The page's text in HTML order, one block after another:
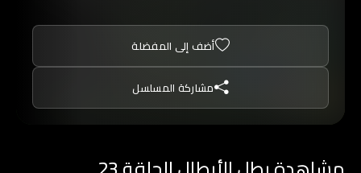
والمنافسة على الألقاب وغالبا ما يخسر في مبارياته
مع الفرق الأخرى التي تفوقة قوة.
وتبدأ الأحداث بالتحول عندما ينتخب تامر كابتنا للفريق,
فيعمل جاهدا على اعادة الروح المعنوية لزملاءة
ويحثهم على التميز من خلال التمارين الشاقة والقاسية
في محاولة منه لقيادة الفريق نحو احراز البطولة
أضف إلى المفضلة
مشاركة المسلسل